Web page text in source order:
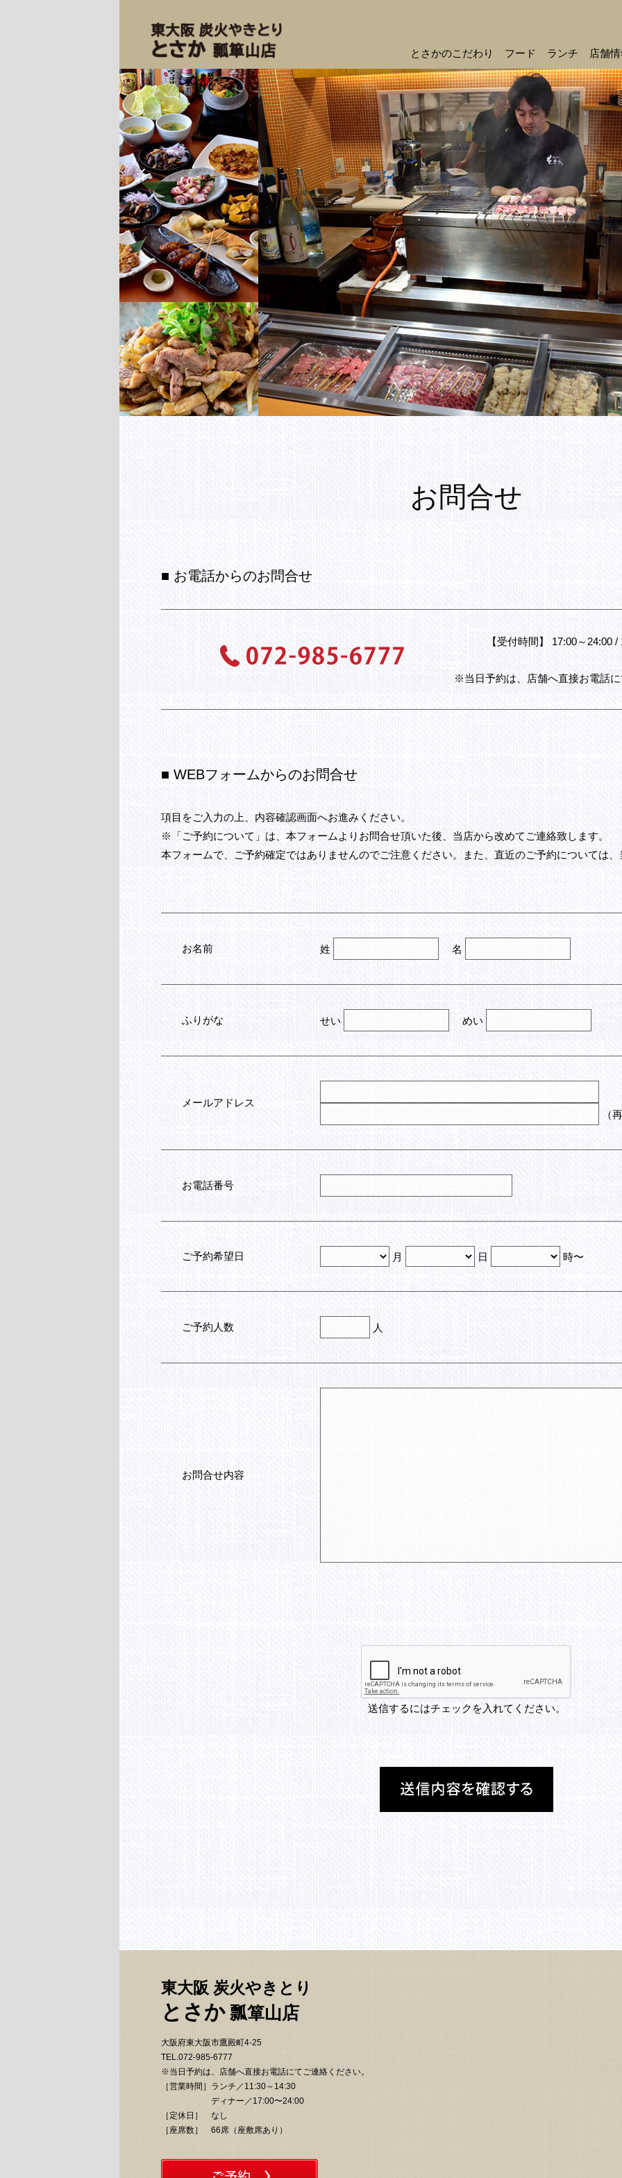
とさかのこだわり フード ランチ 店舗
お問合せ
■ お電話からのお問合せ
【受付時間】 17:00～24:00 /
※当日予約は、店舗へ直接お電話
■ WEBフォームからのお問合せ
項目をご入力の上、内容確認画面へお進みください。
※「ご予約について」は、本フォームよりお問合せ頂いた後、当店から改めてご連絡致します。
本フォームで、ご予約確定ではありませんのでご注意ください。また、直近のご予約については
お名前 姓 名
ふりがな せい めい
メールアドレス
（
お電話番号
ご予約希望日 月 日 時〜
ご予約人数 人
お問合せ内容
送信するにはチェックを入れてください。
東大阪 炭火やきとり
とさか 瓢箪山店
大阪府東大阪市鷹殿町4-25
TEL.072-985-6777
※当日予約は、店舗へ直接お電話にてご連絡ください。
［営業時間］ ランチ／11:30～14:30
ディナー／17:00〜24:00
［定休日］
なし
［座席数］
66席（座敷席あり）